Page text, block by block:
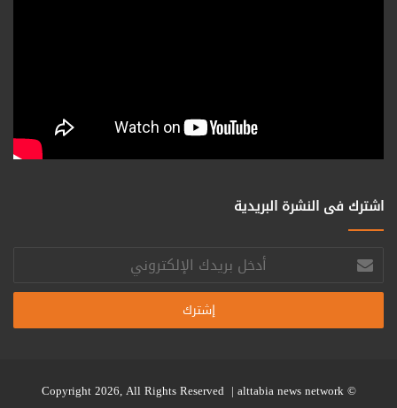
اشترك فى النشرة البريدية
أدخل
بريدك
الإلكتروني
© Copyright 2026, All Rights Reserved |
alttabia news network